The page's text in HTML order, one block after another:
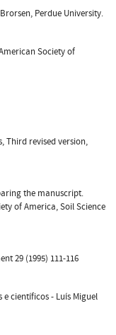
Perdue University.
Society of
Third revised version,
the manuscript.
of America, Soil Science
29 (1995) 111-116
científicos - Luís Miguel